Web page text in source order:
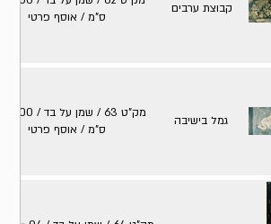
קבוצת ערבים
ס"מ / אוסף פרטי
גמל בישיבה
ס"מ / אוסף פרטי